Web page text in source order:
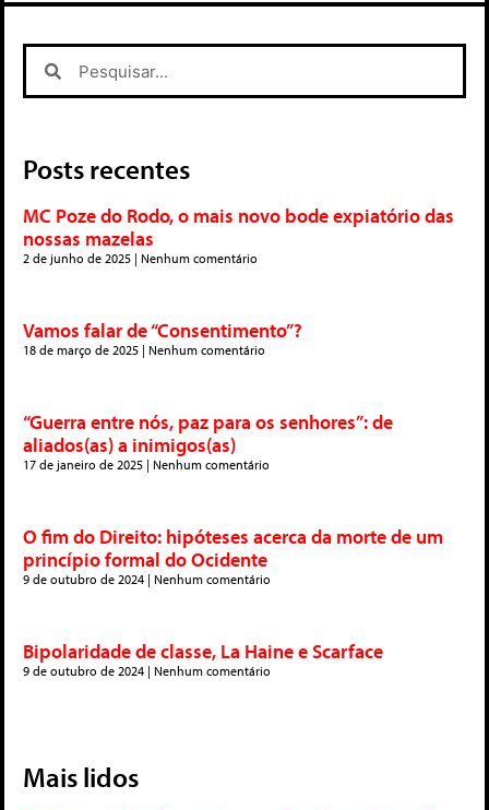
Posts recentes
MC Poze do Rodo, o mais novo bode expiatório das
nossas mazelas
2 de junho de 2025 Nenhum comentário
Vamos falar de “Consentimento”?
18 de março de 2025 Nenhum comentário
“Guerra entre nós, paz para os senhores”: de
aliados(as) a inimigos(as)
17 de janeiro de 2025 Nenhum comentário
O fim do Direito: hipóteses acerca da morte de um
princípio formal do Ocidente
9 de outubro de 2024 Nenhum comentário
Bipolaridade de classe, La Haine e Scarface
9 de outubro de 2024 Nenhum comentário
Mais lidos